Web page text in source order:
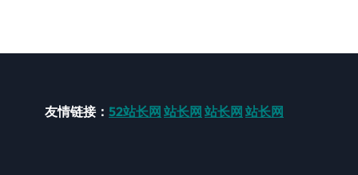
友情链接： 52站长网 站长网 站长网 站长网